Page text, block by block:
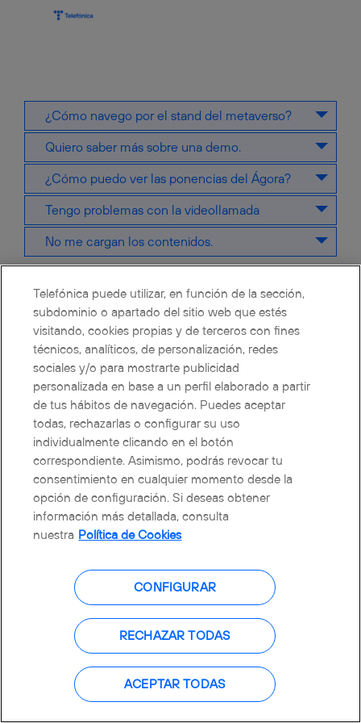
¿Cómo navego por el stand del metaverso?
Quiero saber más sobre una demo.
¿Cómo puedo ver las ponencias del Ágora?
Tengo problemas con la videollamada
No me cargan los contenidos.
Telefónica puede utilizar, en función de la sección,
subdominio o apartado del sitio web que estés
visitando, cookies propias y de terceros con fines
técnicos, analíticos, de personalización, redes
sociales y/o para mostrarte publicidad
personalizada en base a un perfil elaborado a partir
de tus hábitos de navegación. Puedes aceptar
todas, rechazarlas o configurar su uso
individualmente clicando en el botón
correspondiente. Asimismo, podrás revocar tu
consentimiento en cualquier momento desde la
opción de configuración. Si deseas obtener
información más detallada, consulta
nuestra Política de Cookies
CONFIGURAR
RECHAZAR TODAS
ACEPTAR TODAS